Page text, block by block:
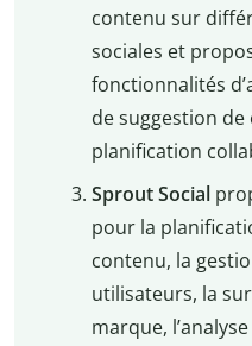
contenu sur
sociales et
fonctionnalités
de suggestion
planification
Sprout Social
pour la
contenu, la
utilisateurs, la
marque,